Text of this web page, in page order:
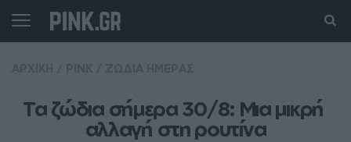
Τα ζώδια σήμερα 30/8: Μια μικρή
αλλαγή στη ρουτίνα